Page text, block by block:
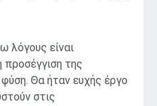
λόγους είναι
προσέγγιση της
Θα ήταν ευχής έργο
στις